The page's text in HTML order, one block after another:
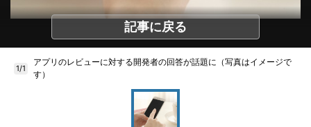
記事に戻る
1/1
アプリのレビューに対する開発者の回答が話題に（写真はイメージで
す）